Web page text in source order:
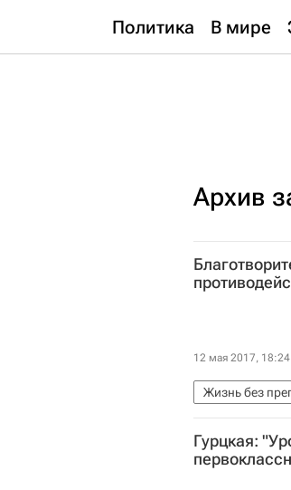
Политика В мире
Архив
12 мая 2017, 18:24
Жизнь без
Гурцкая: